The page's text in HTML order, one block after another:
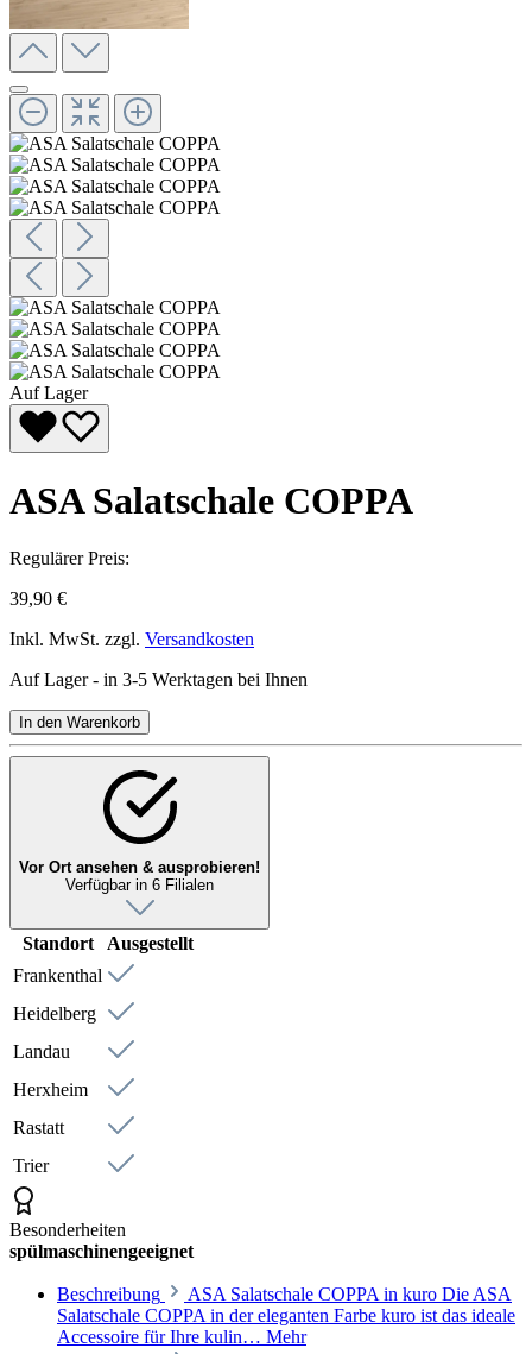
Auf Lager
ASA Salatschale COPPA
Regulärer Preis:
39,90 €
Inkl. MwSt. zzgl. Versandkosten
Auf Lager - in 3-5 Werktagen bei Ihnen
In den Warenkorb
Vor Ort ansehen & ausprobieren!
Verfügbar in 6 Filialen
Standort
Ausgestellt
Frankenthal
Heidelberg
Landau
Herxheim
Rastatt
Trier
Besonderheiten
spülmaschinengeeignet
Beschreibung
ASA Salatschale COPPA in kuro Die ASA
Salatschale COPPA in der eleganten Farbe kuro ist das ideale
Accessoire für Ihre kulin… Mehr